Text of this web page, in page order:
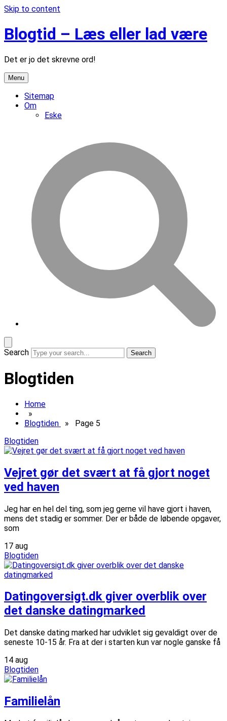
Skip to content
Blogtid – Læs eller lad være
Det er jo det skrevne ord!
Menu
Sitemap
Om
Eske
Search
Blogtiden
Home
»
Blogtiden
» Page 5
Blogtiden
Vejret gør det svært at få gjort noget
ved haven
Jeg har en hel del ting, som jeg gerne vil have gjort i haven,
mens det stadig er sommer. Der er både de løbende opgaver,
som
17 aug
Blogtiden
Datingoversigt.dk giver overblik over
det danske datingmarked
Det danske dating marked har udviklet sig gevaldigt over de
seneste 10-15 år. Fra at der i starten kun var nogle ganske få
14 aug
Blogtiden
Familielån